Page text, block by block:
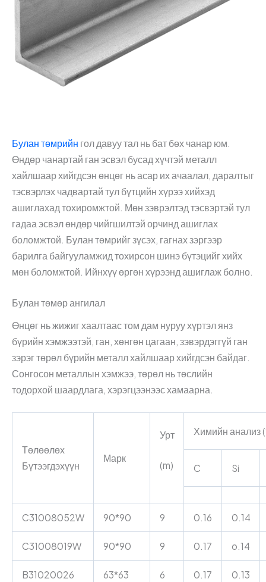
Булан төмрийн гол давуу тал нь бат бөх чанар юм.
Өндөр чанартай ган эсвэл бусад хүчтэй металл
хайлшаар хийгдсэн өнцөг нь асар их ачаалал, даралтыг
тэсвэрлэх чадвартай тул бүтцийн хүрээ хийхэд
ашиглахад тохиромжтой. Мөн зэврэлтэд тэсвэртэй тул
гадаа эсвэл өндөр чийгшилтэй орчинд ашиглах
боломжтой. Булан төмрийг зүсэх, гагнах зэргээр
барилга байгууламжид тохирсон шинэ бүтэцийг хийх
мөн боломжтой. Ийнхүү өргөн хүрээнд ашиглаж болно.
Булан төмөр ангилал
Өнцөг нь жижиг хаалтаас том дам нуруу хүртэл янз
бүрийн хэмжээтэй, ган, хөнгөн цагаан, зэвэрдэггүй ган
зэрэг төрөл бүрийн металл хайлшаар хийгдсэн байдаг.
Сонгосон металлын хэмжээ, төрөл нь төслийн
тодорхой шаардлага, хэрэгцээнээс хамаарна.
Төлөөлөх
Бүтээгдэхүүн
Марк
Урт
(m)
Химийн анализ
C Si
C31008052W 90*90 9 0.16 0.14
C31008019W 90*90 9 0.17 o.14
B31020026 63*63 6 0.17 0.13